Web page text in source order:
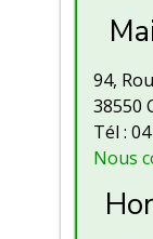
94,
38550
Tél :
Nous